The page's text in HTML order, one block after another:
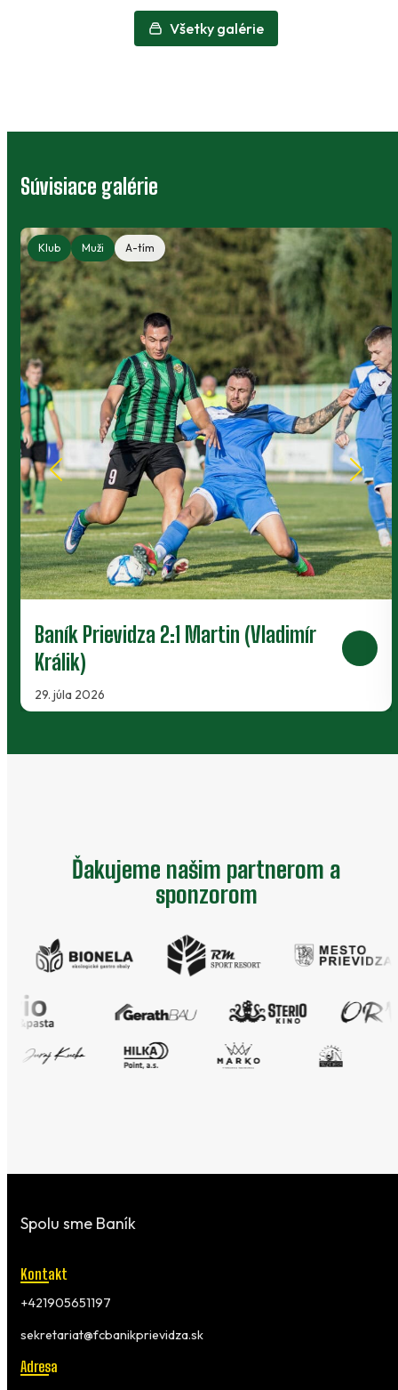
Všetky galérie
Súvisiace galérie
Klub Muži A-tím
Baník Prievidza 2:1 Martin (Vladimír
Králik)
29. júla 2026
Ďakujeme našim partnerom a
sponzorom
Spolu sme Baník
Kontakt
+421905651197
sekretariat@fcbanikprievidza.sk
Adresa